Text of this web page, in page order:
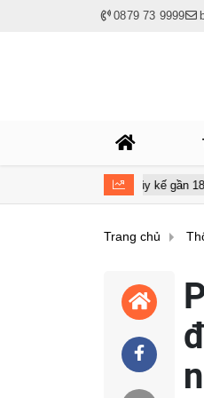
0879 73 9999
đồng, lỗ lũy kế gần 181 tỷ đồng
Trang chủ